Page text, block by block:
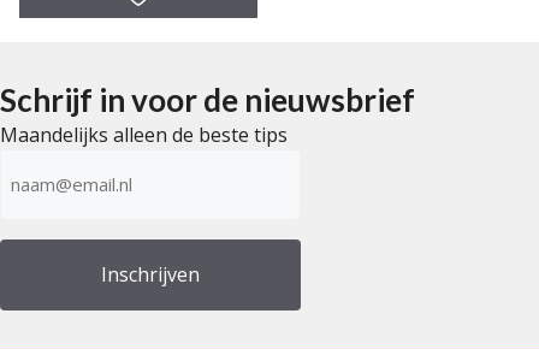
5
Schrijf in voor de nieuwsbrief
Maandelijks alleen de beste tips
mailadres